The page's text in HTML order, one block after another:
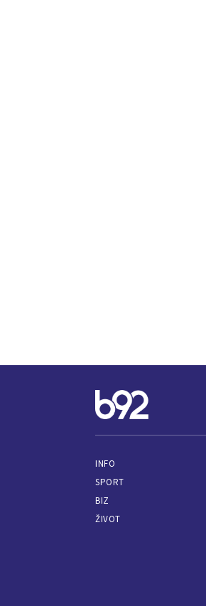
INFO
SPORT
BIZ
ŽIVOT